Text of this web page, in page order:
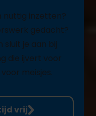
nuttig inzetten?
gedacht?
sluit je aan bij
die ijvert voor
meisjes.
vrij